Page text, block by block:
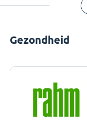
Gezondheid